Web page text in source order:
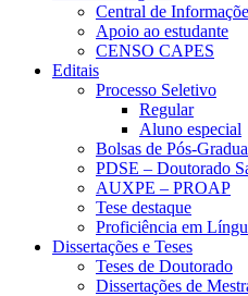
Central de
Apoio ao estudante
CENSO CAPES
Editais
Processo Seletivo
Regular
Aluno especial
Bolsas de Pós-
PDSE – Doutorado
AUXPE – PROAP
Tese destaque
Proficiência em
Dissertações e Teses
Teses de Doutorado
Dissertações de